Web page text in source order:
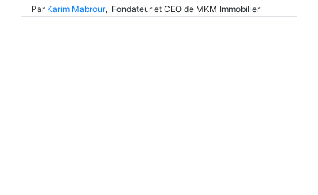
Par Karim Mabrour, Fondateur et CEO de MKM Immobilier